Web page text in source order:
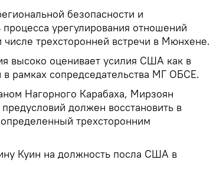
безопасности и
урегулирования отношений
трехсторонней встречи в Мюнхене.
высоко оценивает усилия США как в
рамках сопредседательства МГ ОБСЕ.
Нагорного Карабаха, Мирзоян
должен восстановить в
трехсторонним
Куин на должность посла США в